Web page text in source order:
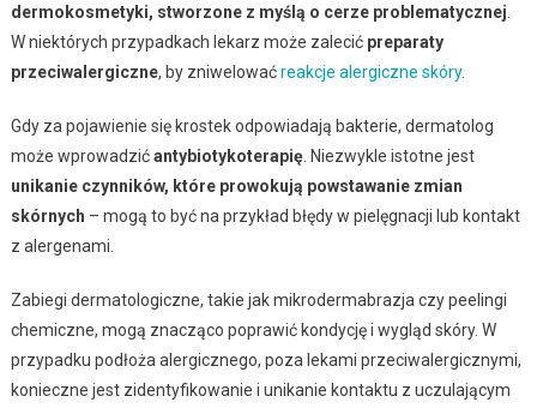
dermokosmetyki, stworzone z myślą o cerze problematycznej
W niektórych przypadkach lekarz może zalecić preparaty
przeciwalergiczne, by zniwelowaćreakcje alergiczne skóry.
Gdy za pojawienie się krostek odpowiadają bakterie, dermatolog
może wprowadzićantybiotykoterapię. Niezwykle istotne jest
unikanie czynników, które prowokują powstawanie zmian
skórnych – mogą to być na przykład błędy w pielęgnacji lub kontakt
z alergenami.
Zabiegi dermatologiczne, takie jak mikrodermabrazja czy peelingi
chemiczne, mogą znacząco poprawić kondycję i wygląd skóry. W
przypadku podłoża alergicznego, poza lekami przeciwalergicznymi,
konieczne jest zidentyfikowanie i unikanie kontaktu z uczulającym